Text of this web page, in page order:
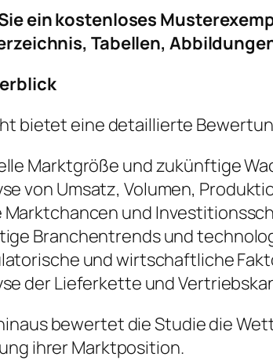
ein kostenloses
Tabellen,
bietet eine detaillierte
Marktgröße und zukünftige
von Umsatz, Volumen,
Marktchancen und
Branchentrends und
und wirtschaftliche
der Lieferkette und
bewertet die Studie die
ihrer Marktposition.